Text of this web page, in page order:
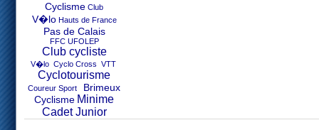
Cyclisme Club
V�lo Hauts de France
Pas de Calais
FFC UFOLEP
Club cycliste
V�lo Cyclo Cross VTT
Cyclotourisme
Coureur Sport Brimeux
Cyclisme Minime
Cadet Junior